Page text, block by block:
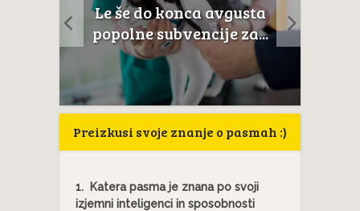
Le še do konca avgusta
popolne subvencije za...
Preizkusi svoje znanje o pasmah :)
1.
Katera pasma je znana po svoji
izjemni inteligenci in sposobnosti